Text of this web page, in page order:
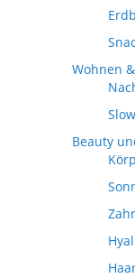
Wohnen
Beauty